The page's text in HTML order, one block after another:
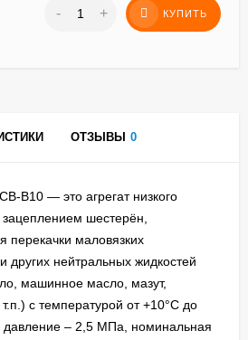
- + КУПИТЬ
ОТЗЫВЫ 0
В10 — это агрегат низкого
шестерён,
перекачки маловязких
других нейтральных жидкостей
машинное масло, мазут,
с температурой от +10°C до
– 2,5 МПа, номинальная